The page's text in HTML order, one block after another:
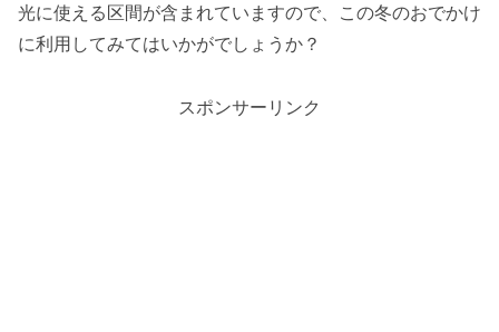
光に使える区間が含まれていますので、この冬のおでかけ
に利用してみてはいかがでしょうか？
スポンサーリンク